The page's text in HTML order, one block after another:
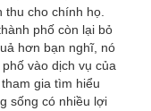
thu cho chính họ.
phố còn lại bỏ
hơn bạn nghĩ, nó
vào dịch vụ của
gia tìm hiểu
sống có nhiều lợi